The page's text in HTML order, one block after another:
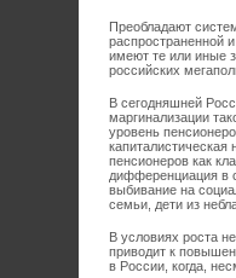
Преобладают
распространенной
имеют те или иные
российских
В сегодняшней
маргинализации
уровень
капиталистическая
пенсионеров как
дифференциация в
выбивание на
семьи, дети из
В условиях роста
приводит к
в России, когда,